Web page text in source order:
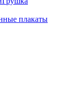
плакаты